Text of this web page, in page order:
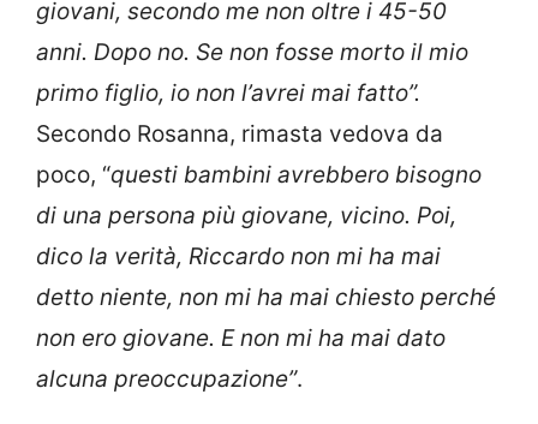
giovani, secondo me non oltre i 45-50
anni. Dopo no. Se non fosse morto il mio
primo figlio, io non l’avrei mai fatto”.
Secondo Rosanna, rimasta vedova da
poco, “questi bambini avrebbero bisogno
di una persona più giovane, vicino. Poi,
dico la verità, Riccardo non mi ha mai
detto niente, non mi ha mai chiesto perché
non ero giovane. E non mi ha mai dato
alcuna preoccupazione”.